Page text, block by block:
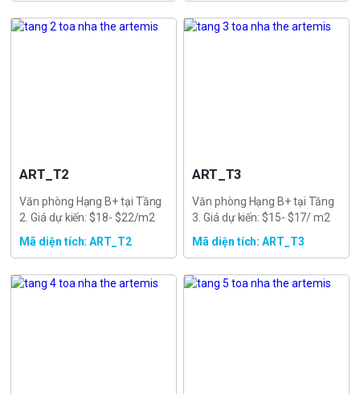
ART_T2
Văn phòng Hạng B+ tại Tầng
2. Giá dự kiến: $18- $22/m2
Mã diện tích: ART_T2
ART_T3
Văn phòng Hạng B+ tại Tầng
3. Giá dự kiến: $15- $17/ m2
Mã diện tích: ART_T3